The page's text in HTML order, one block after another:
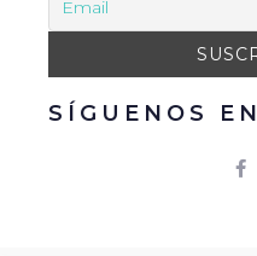
SÍGUENOS EN